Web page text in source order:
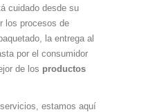
cuidado desde su
los procesos de
la entrega al
por el consumidor
de los productos
estamos aquí